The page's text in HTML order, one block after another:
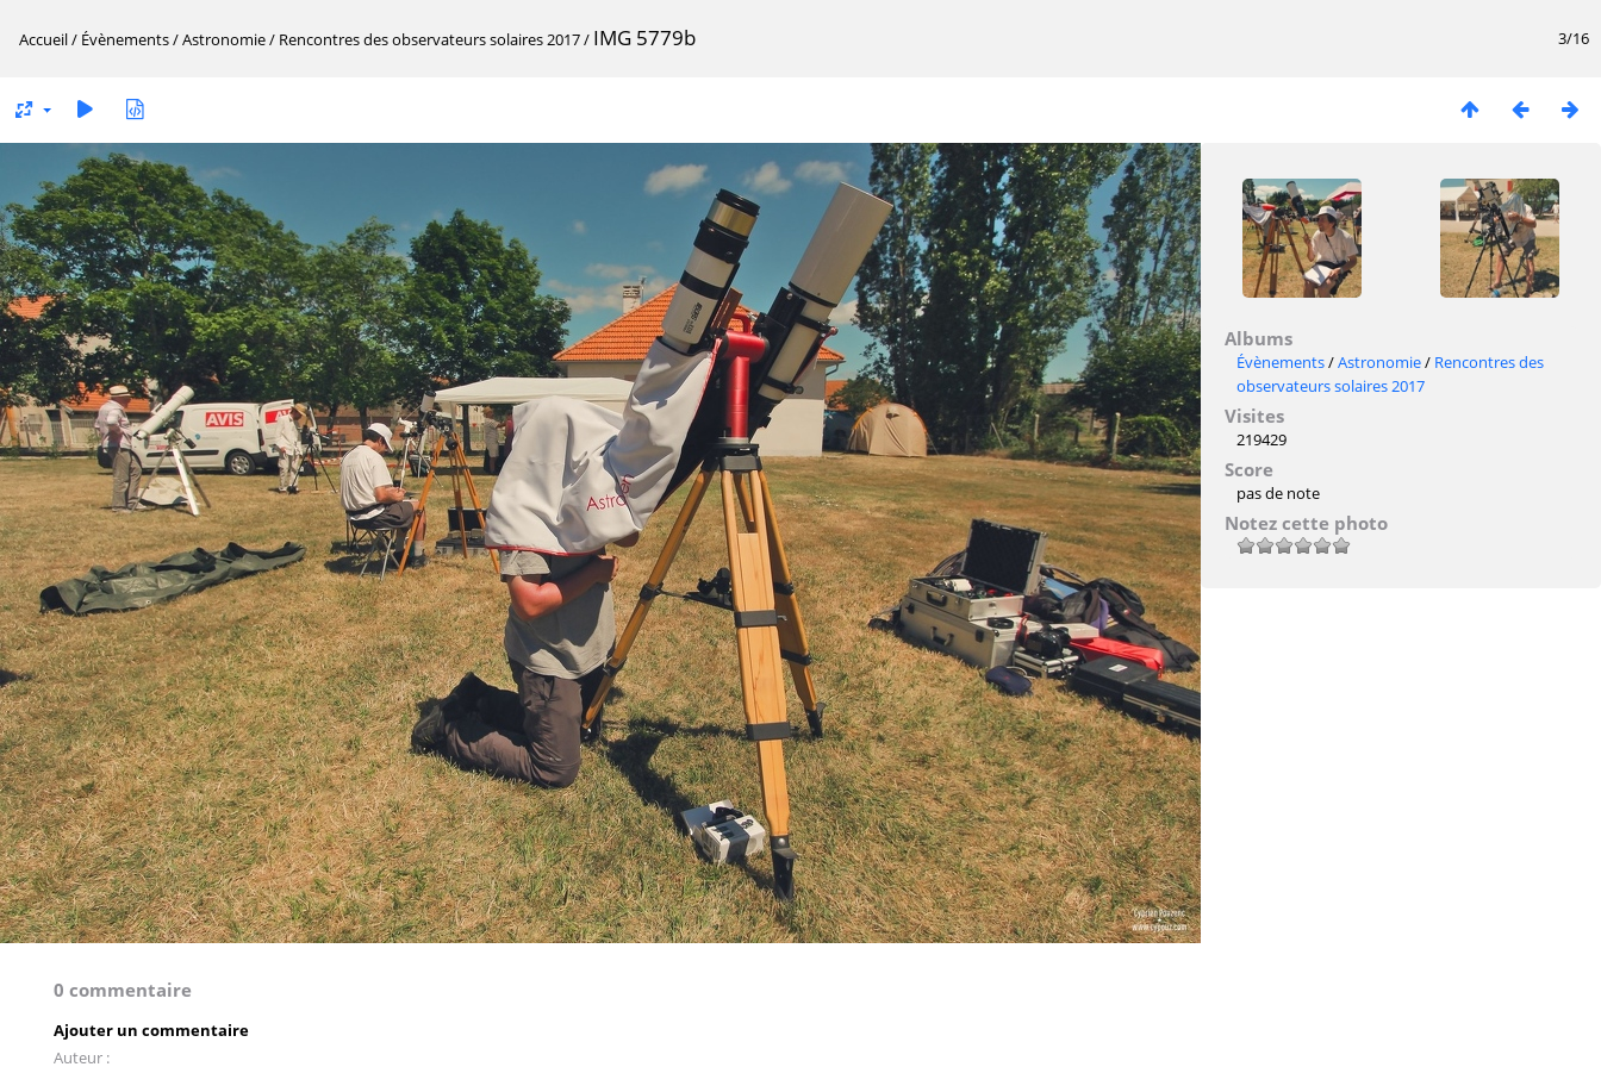
3/16
Accueil/ Évènements/Astronomie/ Rencontres des observateurs solaires 2017/ IMG 5779b
Albums
Évènements/Astronomie/ Rencontres des
observateurs solaires 2017
Visites
219429
Score
pas de note
Notez cette photo
0 commentaire
Ajouter un commentaire
Auteur :